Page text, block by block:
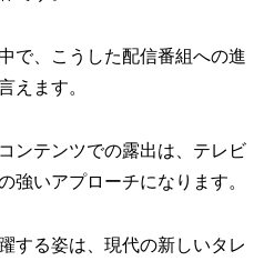
で、こうした配信番組への進
えます。
ンテンツでの露出は、テレビ
強いアプローチになります。
する姿は、現代の新しいタレ